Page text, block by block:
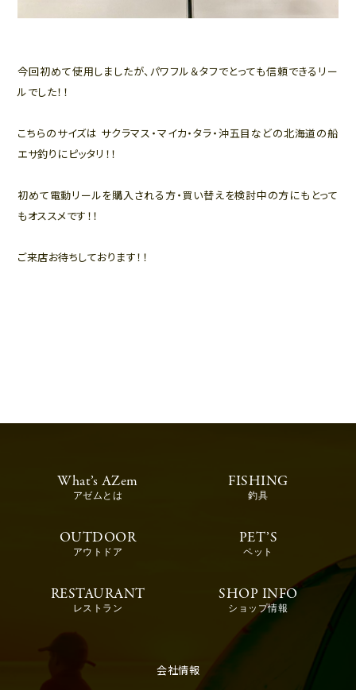
今回初めて使用しましたが、パワフル＆タフでとっても信頼できるリー
ルでした！！
こちらのサイズは サクラマス・マイカ・タラ・沖五目などの北海道の船
エサ釣りにピッタリ！！
初めて電動リールを購入される方・買い替えを検討中の方にもとって
もオススメです！！
ご来店お待ちしております！！
What’s AZem
アゼムとは
FISHING
釣具
OUTDOOR
アウトドア
PET’S
ペット
RESTAURANT
レストラン
SHOP INFO
ショップ情報
会社情報